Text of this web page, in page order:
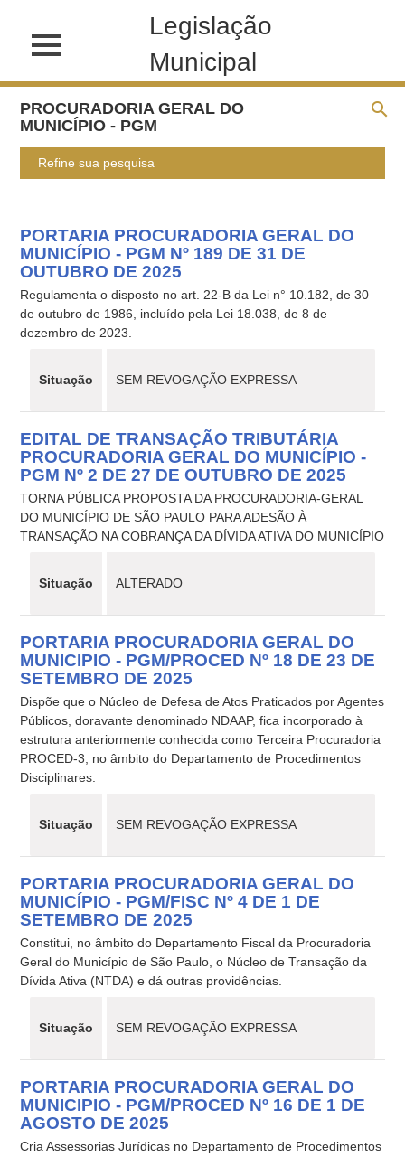
Legislação
Municipal
PROCURADORIA GERAL DO
MUNICÍPIO - PGM
Refine sua pesquisa
PORTARIA PROCURADORIA GERAL DO
MUNICÍPIO - PGM Nº 189 DE 31 DE
OUTUBRO DE 2025
Regulamenta o disposto no art. 22-B da Lei n° 10.182, de 30
de outubro de 1986, incluído pela Lei 18.038, de 8 de
dezembro de 2023.
Situação SEM REVOGAÇÃO EXPRESSA
EDITAL DE TRANSAÇÃO TRIBUTÁRIA
PROCURADORIA GERAL DO MUNICÍPIO -
PGM Nº 2 DE 27 DE OUTUBRO DE 2025
TORNA PÚBLICA PROPOSTA DA PROCURADORIA-GERAL
DO MUNICÍPIO DE SÃO PAULO PARA ADESÃO À
TRANSAÇÃO NA COBRANÇA DA DÍVIDA ATIVA DO MUNICÍPIO
Situação ALTERADO
PORTARIA PROCURADORIA GERAL DO
MUNICIPIO - PGM/PROCED Nº 18 DE 23 DE
SETEMBRO DE 2025
Dispõe que o Núcleo de Defesa de Atos Praticados por Agentes
Públicos, doravante denominado NDAAP, fica incorporado à
estrutura anteriormente conhecida como Terceira Procuradoria
PROCED-3, no âmbito do Departamento de Procedimentos
Disciplinares.
Situação SEM REVOGAÇÃO EXPRESSA
PORTARIA PROCURADORIA GERAL DO
MUNICÍPIO - PGM/FISC Nº 4 DE 1 DE
SETEMBRO DE 2025
Constitui, no âmbito do Departamento Fiscal da Procuradoria
Geral do Município de São Paulo, o Núcleo de Transação da
Dívida Ativa (NTDA) e dá outras providências.
Situação SEM REVOGAÇÃO EXPRESSA
PORTARIA PROCURADORIA GERAL DO
MUNICIPIO - PGM/PROCED Nº 16 DE 1 DE
AGOSTO DE 2025
Cria Assessorias Jurídicas no Departamento de Procedimentos